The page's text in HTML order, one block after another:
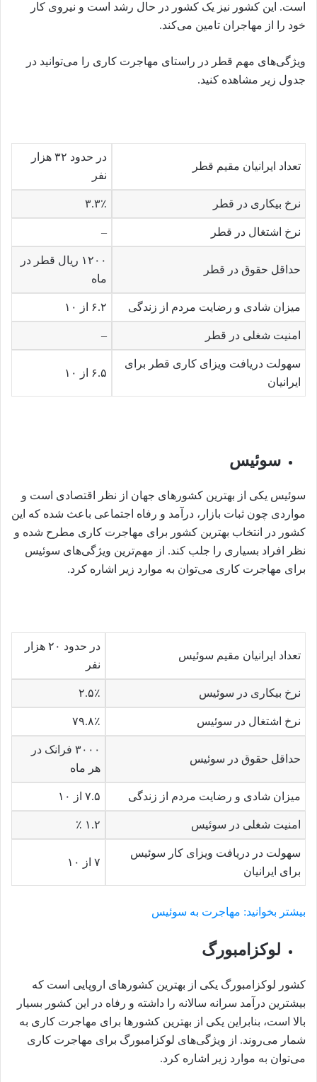
است. این کشور نیز یک کشور در حال رشد است و نیروی کار
خود را از مهاجران تامین می‌کند.
ویژگی‌های مهم قطر در راستای مهاجرت کاری را می‌توانید در
جدول زیر مشاهده کنید.
تعداد ایرانیان مقیم قطر
در حدود ۳۲ هزار
نفر
نرخ بیکاری در قطر ۳.۳٪
نرخ اشتغال در قطر –
حداقل حقوق در قطر
۱۲۰۰ ریال قطر در
ماه
میزان شادی و رضایت مردم از زندگی ۶.۲ از ۱۰
امنیت شغلی در قطر –
سهولت دریافت ویزای کاری قطر برای
ایرانیان
۶.۵ از ۱۰
سوئیس
سوئیس یکی از بهترین کشورهای جهان از نظر اقتصادی است و
مواردی چون ثبات بازار، درآمد و رفاه اجتماعی باعث شده که این
کشور در انتخاب بهترین کشور برای مهاجرت کاری مطرح شده و
نظر افراد بسیاری را جلب کند. از مهم‌ترین ویژگی‌های سوئیس
برای مهاجرت کاری می‌توان به موارد زیر اشاره کرد.
تعداد ایرانیان مقیم سوئیس
در حدود ۲۰ هزار
نفر
نرخ بیکاری در سوئیس ۲.۵٪
نرخ اشتغال در سوئیس ۷۹.۸٪
حداقل حقوق در سوئیس
۳۰۰۰ فرانک در
هر ماه
میزان شادی و رضایت مردم از زندگی ۷.۵ از ۱۰
امنیت شغلی در سوئیس ۱.۲ ٪
سهولت در دریافت ویزای کار سوئیس
برای ایرانیان
۷ از ۱۰
بیشتر بخوانید: مهاجرت به سوئیس
لوکزامبورگ
کشور لوکزامبورگ یکی از بهترین کشورهای اروپایی است که
بیشترین درآمد سرانه سالانه را داشته و رفاه در این کشور بسیار
بالا است، بنابراین یکی از بهترین کشورها برای مهاجرت کاری به
شمار می‌روند. از ویژگی‌های لوکزامبورگ برای مهاجرت کاری
می‌توان به موارد زیر اشاره کرد.